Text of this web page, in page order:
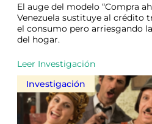
El auge del modelo “Compra
Venezuela sustituye al crédito
el consumo pero arriesgando
del hogar.
Leer Investigación
Investigación